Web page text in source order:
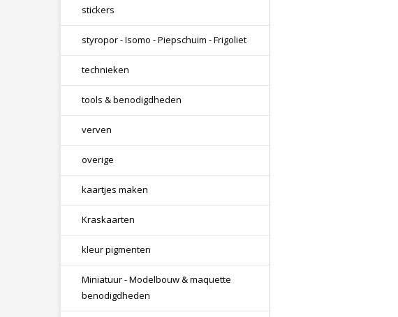
stickers
styropor - Isomo - Piepschuim - Frigoliet
technieken
tools & benodigdheden
verven
overige
kaartjes maken
Kraskaarten
kleur pigmenten
Miniatuur - Modelbouw & maquette
benodigdheden